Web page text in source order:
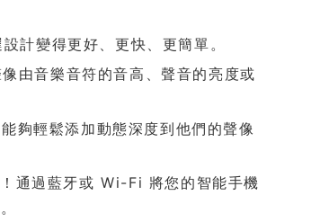
計變得更好、更快、更簡單。
由音樂音符的音高、聲音的亮度或
夠輕鬆添加動態深度到他們的聲像
通過藍牙或 Wi-Fi 將您的智能手機